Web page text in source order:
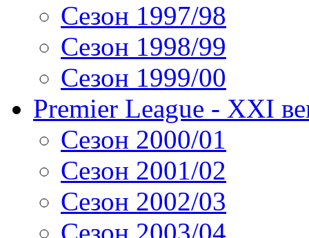
Сезон 1997/98
Сезон 1998/99
Сезон 1999/00
Premier League - XXI
Сезон 2000/01
Сезон 2001/02
Сезон 2002/03